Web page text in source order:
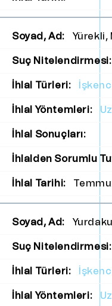
Soyad, Ad: Yürekli,
Suç Nitelendirmesi:
İhlal Türleri:
İhlal Yöntemleri:
İhlal Sonuçları:
İhlalden Sorumlu
İhlal Tarihi:
Soyad, Ad:
Suç Nitelendirmesi:
İhlal Türleri:
İhlal Yöntemleri: